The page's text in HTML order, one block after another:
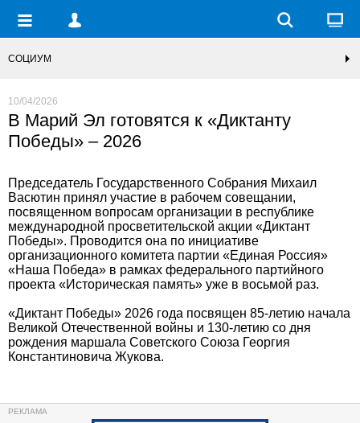
СОЦИУМ
10/04/2026
В Марий Эл готовятся к «Диктанту
Победы» – 2026
Председатель Государственного Собрания Михаил
Васютин принял участие в рабочем совещании,
посвященном вопросам организации в республике
международной просветительской акции «Диктант
Победы». Проводится она по инициативе
организационного комитета партии «Единая Россия»
«Наша Победа» в рамках федерального партийного
проекта «Историческая память» уже в восьмой раз.
«Диктант Победы» 2026 года посвящен 85-летию начала
Великой Отечественной войны и 130-летию со дня
рождения маршала Советского Союза Георгия
Константиновича Жукова.